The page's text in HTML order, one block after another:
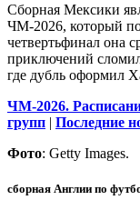
Сборная Мексики
ЧМ-2026, который
четвертьфинал она
приключений
где дубль оформил
ЧМ-2026.
групп | Последние
Фото: Getty Images.
сборная Англии по